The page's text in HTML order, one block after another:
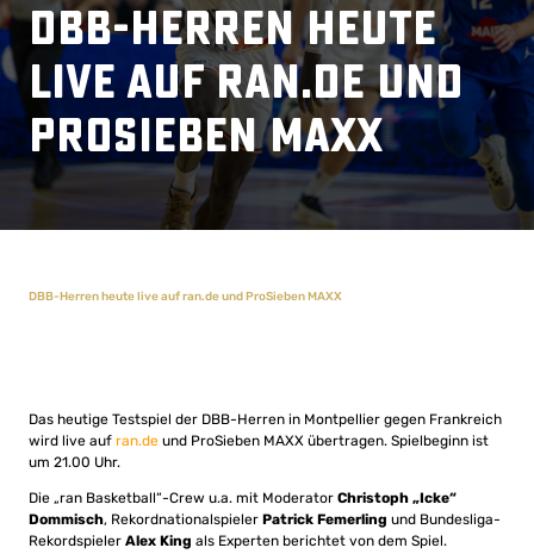
DBB-Herren heute
live auf ran.de und
ProSieben MAXX
DBB-Herren heute live auf ran.de und ProSieben MAXX
Das heutige Testspiel der DBB-Herren in Montpellier gegen Frankreich
wird live auf ran.de und ProSieben MAXX übertragen. Spielbeginn ist
um 21.00 Uhr.
Die „ran Basketball“-Crew u.a. mit Moderator Christoph „Icke“
Dommisch, Rekordnationalspieler Patrick Femerling und Bundesliga-
Rekordspieler Alex King als Experten berichtet von dem Spiel.